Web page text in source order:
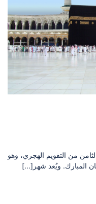
الثامن من التقويم الهجري، وهو
المبارك. ويُعد شهر[...]